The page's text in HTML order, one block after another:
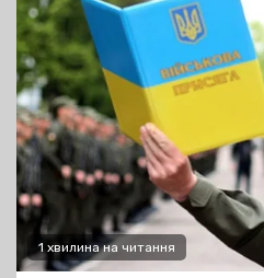
1 хвилина на читання